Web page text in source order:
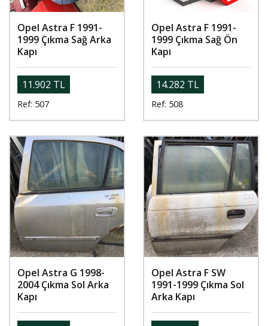
Opel Astra F 1991-
1999 Çıkma Sağ Arka
Kapı
11.902 TL
Ref: 507
Opel Astra F 1991-
1999 Çıkma Sağ Ön
Kapı
14.282 TL
Ref: 508
Opel Astra G 1998-
2004 Çıkma Sol Arka
Kapı
Opel Astra F SW
1991-1999 Çıkma Sol
Arka Kapı